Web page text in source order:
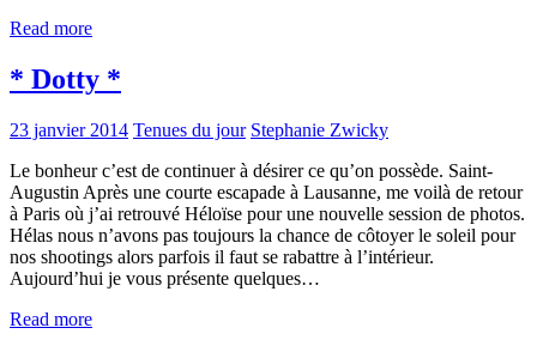
Read more
* Dotty *
23 janvier 2014 Tenues du jour Stephanie Zwicky
Le bonheur c’est de continuer à désirer ce qu’on possède. Saint-
Augustin Après une courte escapade à Lausanne, me voilà de retour
à Paris où j’ai retrouvé Héloïse pour une nouvelle session de photos.
Hélas nous n’avons pas toujours la chance de côtoyer le soleil pour
nos shootings alors parfois il faut se rabattre à l’intérieur.
Aujourd’hui je vous présente quelques…
Read more